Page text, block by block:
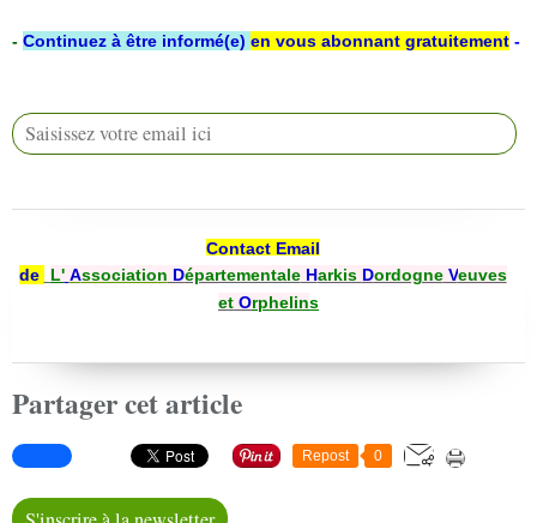
- Continuez à être informé(e) en vous abonnant gratuitement -
Contact Email
de
L' Association DépartementaleHarkis DordogneVeuves
et Orphelins
Partager cet article
Repost 0